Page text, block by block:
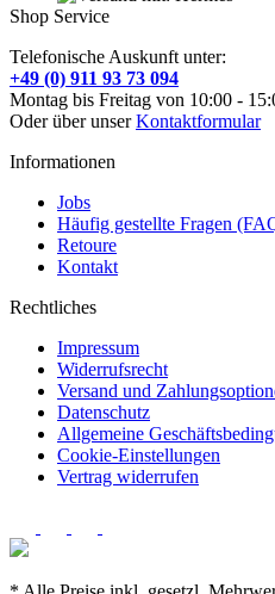
Shop Service
Telefonische Auskunft unter:
+49 (0) 911 93 73 094
Montag bis Freitag von 10:00 -
Oder über unserKontaktformular
Informationen
Jobs
Häufig gestellte Fragen
Retoure
Kontakt
Rechtliches
Impressum
Widerrufsrecht
Versand und
Datenschutz
Allgemeine
Cookie-Einstellungen
Vertrag widerrufen